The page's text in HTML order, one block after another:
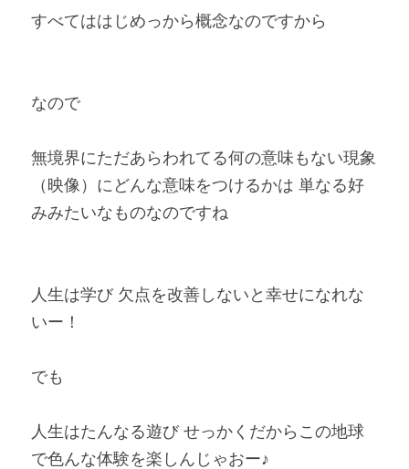
すべてははじめっから概念なのですから
なので
無境界にただあらわれてる何の意味もない現象
（映像）にどんな意味をつけるかは 単なる好
みみたいなものなのですね
人生は学び 欠点を改善しないと幸せになれな
いー！
でも
人生はたんなる遊び せっかくだからこの地球
で色んな体験を楽しんじゃおー♪